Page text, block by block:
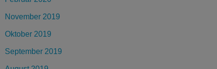
November 2019
Oktober 2019
September 2019